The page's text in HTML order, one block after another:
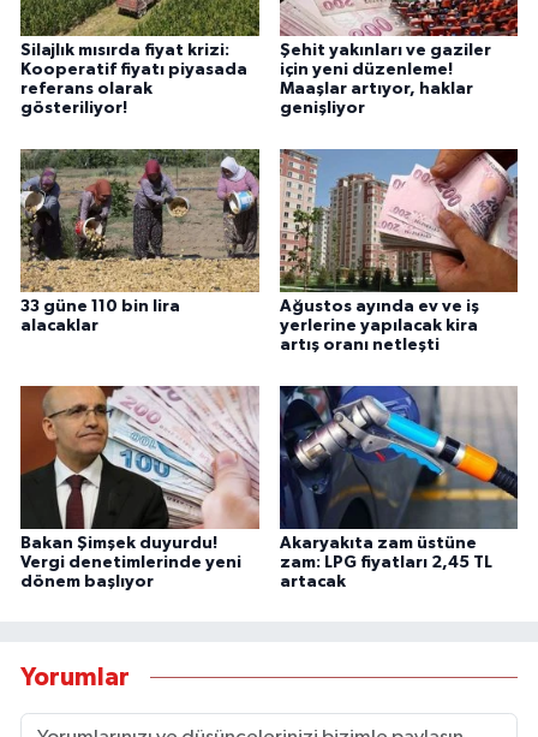
Silajlık mısırda fiyat krizi:
Kooperatif fiyatı piyasada
referans olarak
gösteriliyor!
Şehit yakınları ve gaziler
için yeni düzenleme!
Maaşlar artıyor, haklar
genişliyor
33 güne 110 bin lira
alacaklar
Ağustos ayında ev ve iş
yerlerine yapılacak kira
artış oranı netleşti
Bakan Şimşek duyurdu!
Vergi denetimlerinde yeni
dönem başlıyor
Akaryakıta zam üstüne
zam: LPG fiyatları 2,45 TL
artacak
Yorumlar